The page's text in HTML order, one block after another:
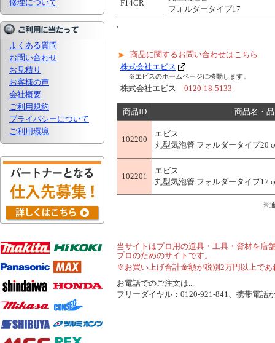
修理について
よくある質問
お問い合わせ
お見積り
お客様の声
会社概要
ご利用規約
プライバシーについて
ご利用環境
F14CR
フォルダータイプ17
'
商品に関するお問い合わせはこちら
株式会社エビス
※エビスのホームページに移動します。
株式会社エビス 0120-18-5133
商品ID 商品名・
102200
エビス
丸型気泡管 フォルダータイプ20
102201
エビス
丸型気泡管 フォルダータイプ17
※
当サイトはプロ用の道具・工具・資材を店
プロのためのサイトです。
※お買い上げ合計金額が税別2万円以上で
お電話でのご注文は...
フリーダイヤル：0120-921-841、携帯電